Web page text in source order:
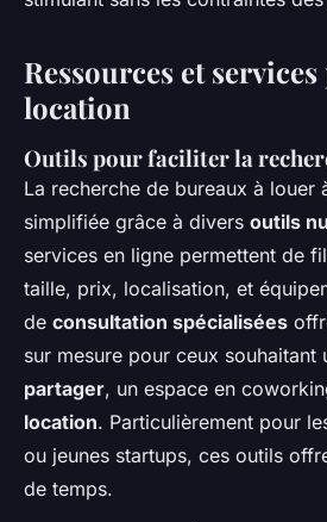
Ressources et
location
Outils pour faciliter la
La recherche de bureaux à louer
simplifiée grâce à divers outils
services en ligne permettent de
taille, prix, localisation, et
de consultation spécialisées
sur mesure pour ceux souhaitant
partager, un espace en
location. Particulièrement pour
ou jeunes startups, ces outils
de temps.